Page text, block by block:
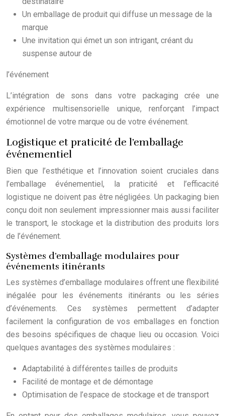
Un emballage de produit qui diffuse un message de la
marque
Une invitation qui émet un son intrigant, créant du
suspense autour de
l’événement
L’intégration de sons dans votre packaging crée une
expérience multisensorielle unique, renforçant l’impact
émotionnel de votre marque ou de votre événement.
Logistique et praticité de l’emballage
événementiel
Bien que l’esthétique et l’innovation soient cruciales dans
l’emballage événementiel, la praticité et l’efficacité
logistique ne doivent pas être négligées. Un packaging bien
conçu doit non seulement impressionner mais aussi faciliter
le transport, le stockage et la distribution des produits lors
de l’événement.
Systèmes d’emballage modulaires pour
événements itinérants
Les systèmes d’emballage modulaires offrent une flexibilité
inégalée pour les événements itinérants ou les séries
d’événements. Ces systèmes permettent d’adapter
facilement la configuration de vos emballages en fonction
des besoins spécifiques de chaque lieu ou occasion. Voici
quelques avantages des systèmes modulaires :
Adaptabilité à différentes tailles de produits
Facilité de montage et de démontage
Optimisation de l’espace de stockage et de transport